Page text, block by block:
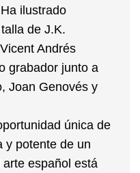
Ha ilustrado
de J.K.
Andrés
grabador junto a
Joan Genovés y
única de
y potente de un
español está